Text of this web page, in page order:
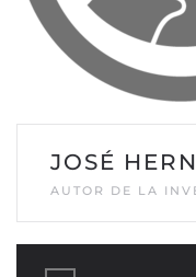
JOSÉ
AUTOR DE LA